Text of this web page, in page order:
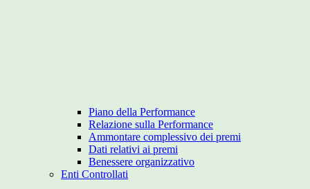
Piano della Performance
Relazione sulla Performance
Ammontare complessivo dei premi
Dati relativi ai premi
Benessere organizzativo
Enti Controllati